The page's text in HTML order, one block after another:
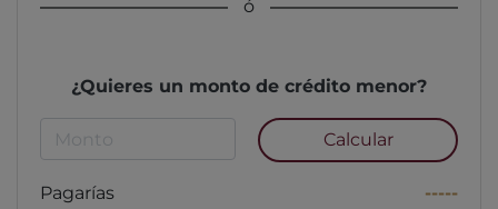
ó
¿Quieres un monto de crédito menor?
Calcular
Pagarías
-----